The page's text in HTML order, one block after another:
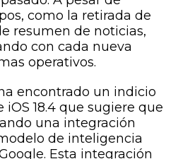
como la retirada de
resumen de noticias,
con cada nueva
operativos.
encontrado un indicio
18.4 que sugiere que
una integración
de inteligencia
Esta integración